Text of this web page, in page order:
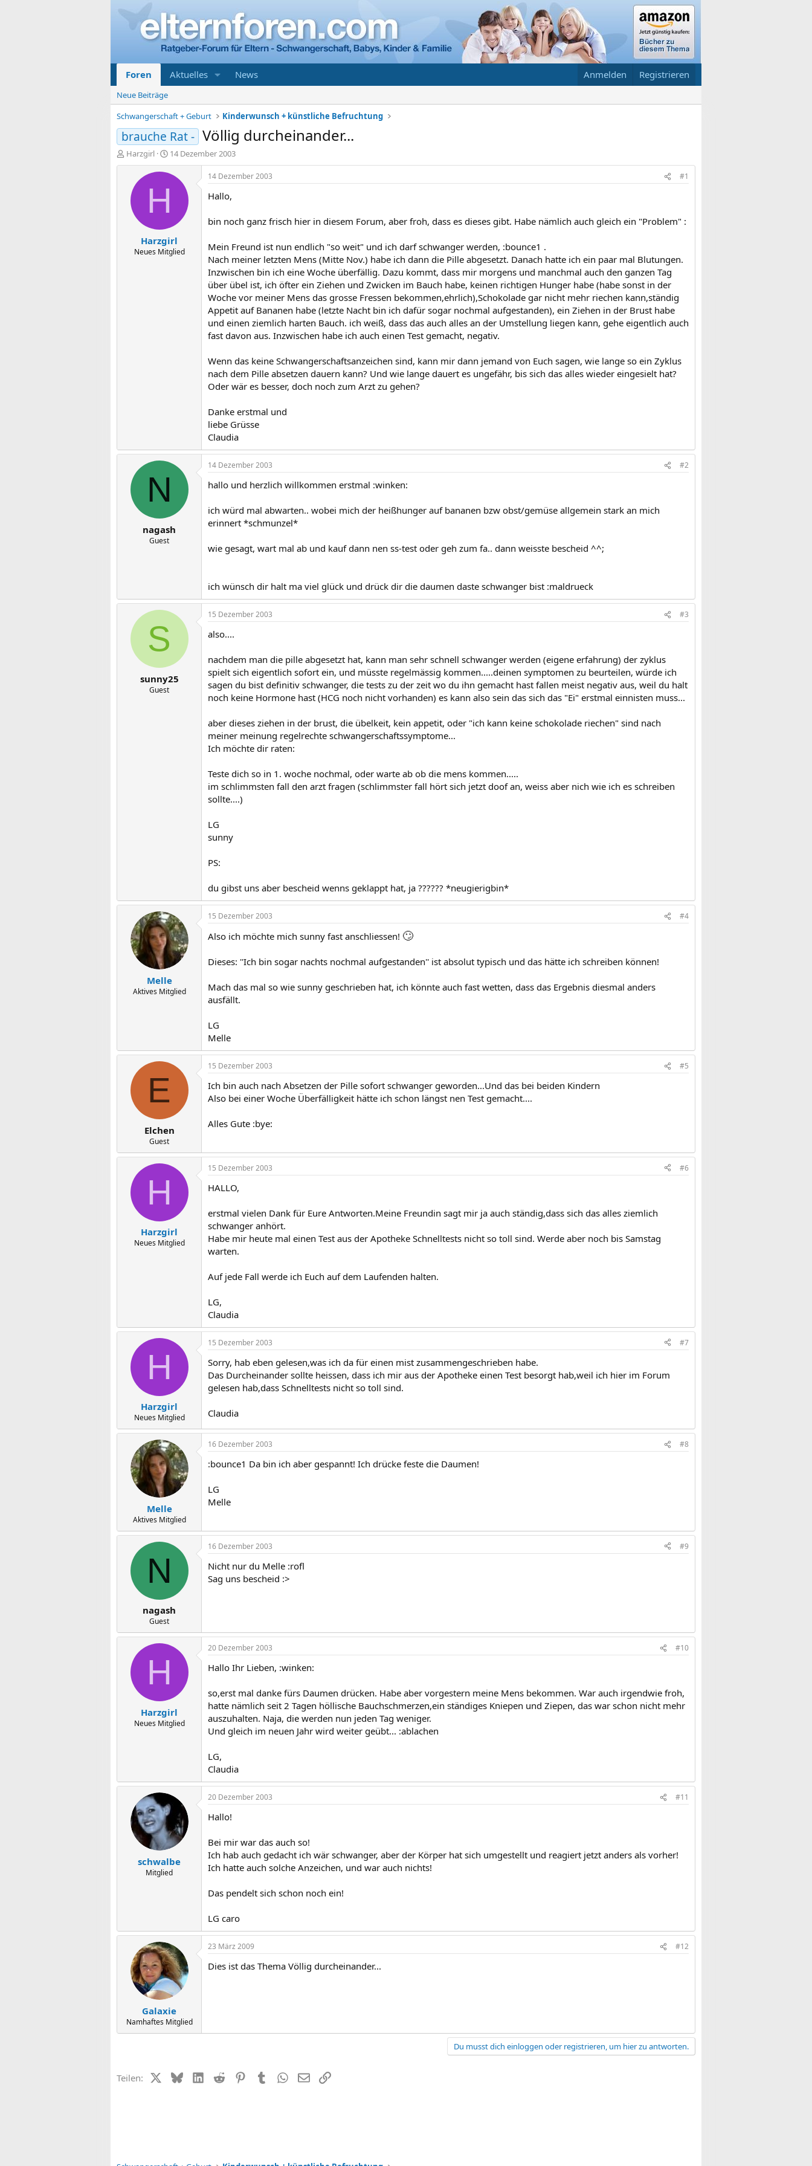
Foren Aktuelles News Anmelden Registrieren
Neue Beiträge
Schwangerschaft + Geburt
Kinderwunsch + künstliche Befruchtung
brauche Rat - Völlig durcheinander...
E
r
Harzgirl
E
r
s
t
a
m
14 Dezember 2003
H
Harzgirl
Neues Mitglied
14 Dezember 2003 #1
Hallo,
bin noch ganz frisch hier in diesem Forum, aber froh, dass es dieses gibt. Habe nämlich auch gleich ein "Problem" :
Mein Freund ist nun endlich "so weit" und ich darf schwanger werden, :bounce1 .
Nach meiner letzten Mens (Mitte Nov.) habe ich dann die Pille abgesetzt. Danach hatte ich ein paar mal Blutungen.
Inzwischen bin ich eine Woche überfällig. Dazu kommt, dass mir morgens und manchmal auch den ganzen Tag
über übel ist, ich öfter ein Ziehen und Zwicken im Bauch habe, keinen richtigen Hunger habe (habe sonst in der
Woche vor meiner Mens das grosse Fressen bekommen,ehrlich),Schokolade gar nicht mehr riechen kann,ständig
Appetit auf Bananen habe (letzte Nacht bin ich dafür sogar nochmal aufgestanden), ein Ziehen in der Brust habe
und einen ziemlich harten Bauch. ich weiß, dass das auch alles an der Umstellung liegen kann, gehe eigentlich auch
fast davon aus. Inzwischen habe ich auch einen Test gemacht, negativ.
Wenn das keine Schwangerschaftsanzeichen sind, kann mir dann jemand von Euch sagen, wie lange so ein Zyklus
nach dem Pille absetzen dauern kann? Und wie lange dauert es ungefähr, bis sich das alles wieder eingesielt hat?
Oder wär es besser, doch noch zum Arzt zu gehen?
Danke erstmal und
liebe Grüsse
Claudia
N
nagash
Guest
14 Dezember 2003 #2
hallo und herzlich willkommen erstmal :winken:
ich würd mal abwarten.. wobei mich der heißhunger auf bananen bzw obst/gemüse allgemein stark an mich
erinnert *schmunzel*
wie gesagt, wart mal ab und kauf dann nen ss-test oder geh zum fa.. dann weisste bescheid ^^;
ich wünsch dir halt ma viel glück und drück dir die daumen daste schwanger bist :maldrueck
S
sunny25
Guest
15 Dezember 2003 #3
also....
nachdem man die pille abgesetzt hat, kann man sehr schnell schwanger werden (eigene erfahrung) der zyklus
spielt sich eigentlich sofort ein, und müsste regelmässig kommen.....deinen symptomen zu beurteilen, würde ich
sagen du bist definitiv schwanger, die tests zu der zeit wo du ihn gemacht hast fallen meist negativ aus, weil du halt
noch keine Hormone hast (HCG noch nicht vorhanden) es kann also sein das sich das "Ei" erstmal einnisten muss...
aber dieses ziehen in der brust, die übelkeit, kein appetit, oder "ich kann keine schokolade riechen" sind nach
meiner meinung regelrechte schwangerschaftssymptome...
Ich möchte dir raten:
Teste dich so in 1. woche nochmal, oder warte ab ob die mens kommen.....
im schlimmsten fall den arzt fragen (schlimmster fall hört sich jetzt doof an, weiss aber nich wie ich es schreiben
sollte....)
LG
sunny
PS:
du gibst uns aber bescheid wenns geklappt hat, ja ?????? *neugierigbin*
Melle
Aktives Mitglied
15 Dezember 2003 #4
Also ich möchte mich sunny fast anschliessen! 🙄
Dieses: ''Ich bin sogar nachts nochmal aufgestanden'' ist absolut typisch und das hätte ich schreiben können!
Mach das mal so wie sunny geschrieben hat, ich könnte auch fast wetten, dass das Ergebnis diesmal anders
ausfällt.
LG
Melle
E
Elchen
Guest
15 Dezember 2003 #5
Ich bin auch nach Absetzen der Pille sofort schwanger geworden...Und das bei beiden Kindern
Also bei einer Woche Überfälligkeit hätte ich schon längst nen Test gemacht....
Alles Gute :bye:
H
Harzgirl
Neues Mitglied
15 Dezember 2003 #6
HALLO,
erstmal vielen Dank für Eure Antworten.Meine Freundin sagt mir ja auch ständig,dass sich das alles ziemlich
schwanger anhört.
Habe mir heute mal einen Test aus der Apotheke Schnelltests nicht so toll sind. Werde aber noch bis Samstag
warten.
Auf jede Fall werde ich Euch auf dem Laufenden halten.
LG,
Claudia
H
Harzgirl
Neues Mitglied
15 Dezember 2003 #7
Sorry, hab eben gelesen,was ich da für einen mist zusammengeschrieben habe.
Das Durcheinander sollte heissen, dass ich mir aus der Apotheke einen Test besorgt hab,weil ich hier im Forum
gelesen hab,dass Schnelltests nicht so toll sind.
Claudia
Melle
Aktives Mitglied
16 Dezember 2003 #8
:bounce1 Da bin ich aber gespannt! Ich drücke feste die Daumen!
LG
Melle
N
nagash
Guest
16 Dezember 2003 #9
Nicht nur du Melle :rofl
Sag uns bescheid :>
H
Harzgirl
Neues Mitglied
20 Dezember 2003 #10
Hallo Ihr Lieben, :winken:
so,erst mal danke fürs Daumen drücken. Habe aber vorgestern meine Mens bekommen. War auch irgendwie froh,
hatte nämlich seit 2 Tagen höllische Bauchschmerzen,ein ständiges Kniepen und Ziepen, das war schon nicht mehr
auszuhalten. Naja, die werden nun jeden Tag weniger.
Und gleich im neuen Jahr wird weiter geübt... :ablachen
LG,
Claudia
schwalbe
Mitglied
20 Dezember 2003 #11
Hallo!
Bei mir war das auch so!
Ich hab auch gedacht ich wär schwanger, aber der Körper hat sich umgestellt und reagiert jetzt anders als vorher!
Ich hatte auch solche Anzeichen, und war auch nichts!
Das pendelt sich schon noch ein!
LG caro
Galaxie
Namhaftes Mitglied
23 März 2009 #12
Dies ist das Thema Völlig durcheinander...
Du musst dich einloggen oder registrieren, um hier zu antworten.
Teilen: X (Twitter)
BlueskyLinkedIn
Reddit PinterestTumblrWhatsApp
E-MailLink